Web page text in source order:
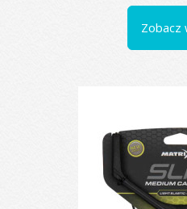
Zobacz